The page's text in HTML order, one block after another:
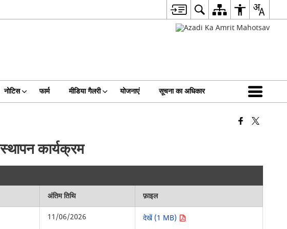
नोटिस फार्म मीडिया गैलरी योजनाएं सूचना का अधिकार
कार्यक्रम
अंतिम तिथि
फ़ाइल
11/06/2026 देखें (1 MB)